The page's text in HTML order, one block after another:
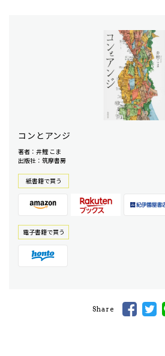
コンとアンジ
著者：井鯉 こま
出版社：筑摩書房
紙書籍で買う
電⼦書籍で買う
Share